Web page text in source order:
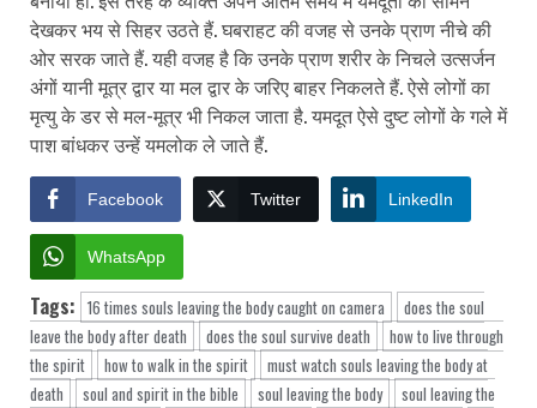
देखकर भय से सिहर उठते हैं. घबराहट की वजह से उनके प्राण नीचे की
ओर सरक जाते हैं. यही वजह है कि उनके प्राण शरीर के निचले उत्सर्जन
अंगों यानी मूत्र द्वार या मल द्वार के जरिए बाहर निकलते हैं. ऐसे लोगों का
मृत्यु के डर से मल-मूत्र भी निकल जाता है. यमदूत ऐसे दुष्ट लोगों के गले में
पाश बांधकर उन्हें यमलोक ले जाते हैं.
Facebook Twitter LinkedIn
WhatsApp
Tags: 16 times souls leaving the body caught on camera
does the soul
leave the body after death
does the soul survive death
how to live through
the spirit
how to walk in the spirit
must watch souls leaving the body at
death
soul and spirit in the bible soul leaving the body
soul leaving the